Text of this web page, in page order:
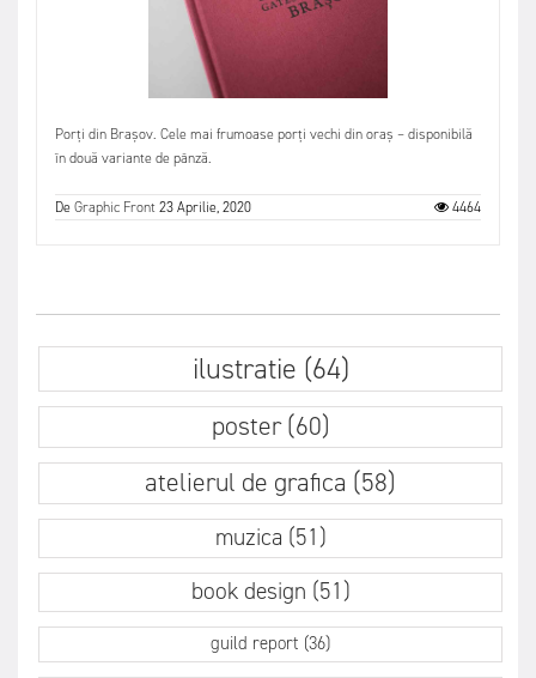
Porți din Brașov. Cele mai frumoase porți vechi din oraș – disponibilă
în două variante de pânză.
DeGraphic Front23 Aprilie, 2020 4464
ilustratie (64)
poster (60)
atelierul de grafica (58)
muzica (51)
book design (51)
guild report (36)